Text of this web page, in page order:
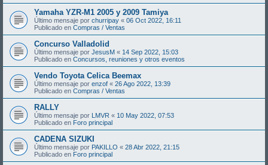
Yamaha YZR-M1 2005 y 2009 Tamiya
Último mensaje por churripay « 06 Oct 2022, 16:11
Publicado en Compras / Ventas
Concurso Valladolid
Último mensaje por JesusM « 14 Sep 2022, 15:03
Publicado en Concursos, reuniones y otros eventos
Vendo Toyota Celica Beemax
Último mensaje por enzof « 26 Ago 2022, 13:39
Publicado en Compras / Ventas
RALLY
Último mensaje por LMVR « 10 May 2022, 07:53
Publicado en Foro principal
CADENA SIZUKI
Último mensaje por PAKILLO « 28 Abr 2022, 21:15
Publicado en Foro principal